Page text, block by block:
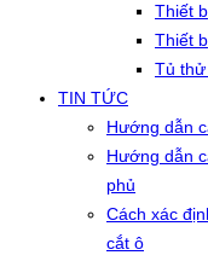
Thiết
Thiết
Tủ
TIN TỨC
Hướng dẫn
Hướng dẫn
phủ
Cách xác
cắt ô